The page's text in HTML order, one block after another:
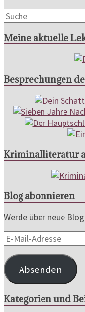
Meine aktuelle
Besprechungen
Kriminalliteratur
Blog abonnieren
Werde über neue
E-
Mail-
Adresse
Absenden
Kategorien und